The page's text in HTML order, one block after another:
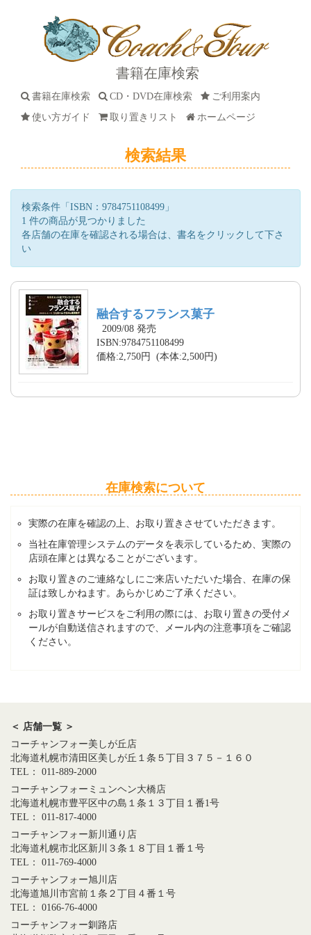
書籍在庫検索
書籍在庫検索 CD・DVD在庫検索
ご利用案内
使い方ガイド
取り置きリスト ホームページ
検索結果
検索条件「ISBN：9784751108499」
1 件の商品が見つかりました
各店舗の在庫を確認される場合は、書名をクリックして下さ
い
融合するフランス菓子
2009/08 発売
ISBN:9784751108499
価格:2,750円 (本体:2,500円)
在庫検索について
実際の在庫を確認の上、お取り置きさせていただきます。
当社在庫管理システムのデータを表示しているため、実際の
店頭在庫とは異なることがございます。
お取り置きのご連絡なしにご来店いただいた場合、在庫の保
証は致しかねます。あらかじめご了承ください。
お取り置きサービスをご利用の際には、お取り置きの受付メ
ールが自動送信されますので、メール内の注意事項をご確認
ください。
＜ 店舗一覧 ＞
コーチャンフォー美しが丘店
北海道札幌市清田区美しが丘１条５丁目３７５－１６０
TEL： 011-889-2000
コーチャンフォーミュンヘン大橋店
北海道札幌市豊平区中の島１条１３丁目１番1号
TEL： 011-817-4000
コーチャンフォー新川通り店
北海道札幌市北区新川３条１８丁目１番１号
TEL： 011-769-4000
コーチャンフォー旭川店
北海道旭川市宮前１条２丁目４番１号
TEL： 0166-76-4000
コーチャンフォー釧路店